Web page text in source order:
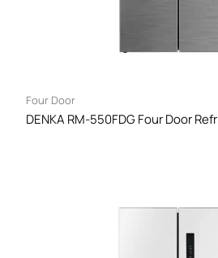
Four Door
DENKA RM-550FDG Four Door Refr